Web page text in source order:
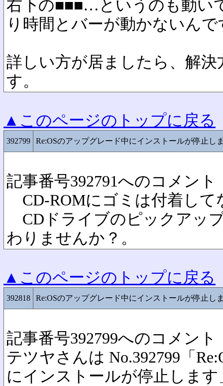
右下の■■■…というのも動い
り時間とバーが動かないんで
詳しい方が居ましたら、解
す。
▲このページのトップに戻る
392799 Re:OSのアップグレード中にインストールが停止し
記事番号392791へのコメント
CD-ROMにゴミは付着して
CDドライブのピックアッ
わりませんか？。
▲このページのトップに戻る
392818 Re:OSのアップグレード中にインストールが停止し
記事番号392799へのコメント
テツヤさんは No.392799「
にインストールが停止しま